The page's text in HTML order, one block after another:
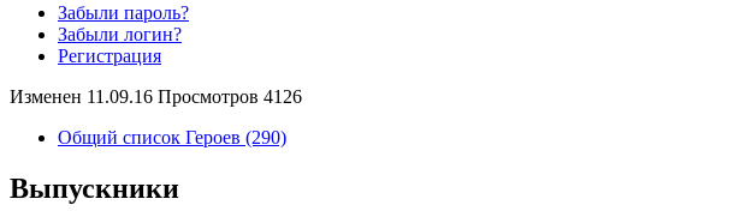
Забыли пароль?
Забыли логин?
Регистрация
Изменен 11.09.16 Просмотров 4126
Общий список Героев (290)
Выпускники